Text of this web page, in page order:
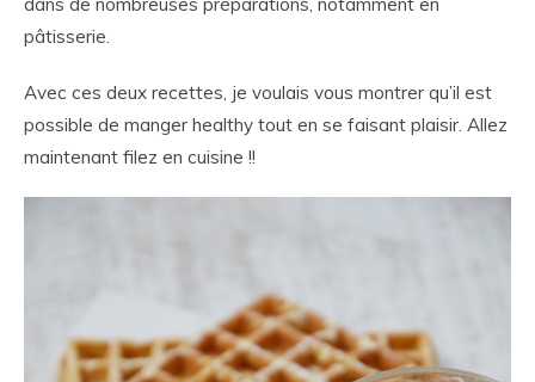
pâtisserie.
Avec ces deux recettes, je voulais vous montrer qu’il est
possible de manger healthy tout en se faisant plaisir. Allez
maintenant filez en cuisine !!